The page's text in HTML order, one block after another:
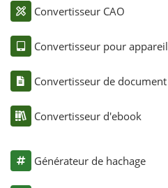
Convertisseur CAO
Convertisseur pour appareil
Convertisseur de document
Convertisseur d'ebook
Générateur de hachage